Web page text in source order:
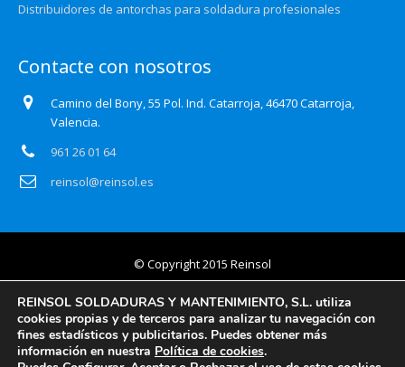
Distribuidores de antorchas para soldadura profesionales
Contacte con nosotros
Camino del Bony, 55 Pol. Ind. Catarroja, 46470 Catarroja,
Valencia.
961 26 01 64
reinsol@reinsol.es
© Copyright 2015 Reinsol
Aviso legal
Política de privacidad
Certificado Auditoría Web
REINSOL SOLDADURAS Y MANTENIMIENTO, S.L. utiliza
cookies propias y de terceros para analizar tu navegación con
fines estadísticos y publicitarios. Puedes obtener más
información en nuestra Política de cookies.